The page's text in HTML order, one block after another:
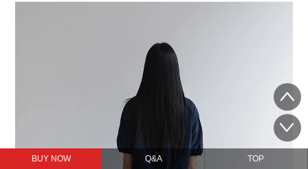
BUY NOW Q&A TOP